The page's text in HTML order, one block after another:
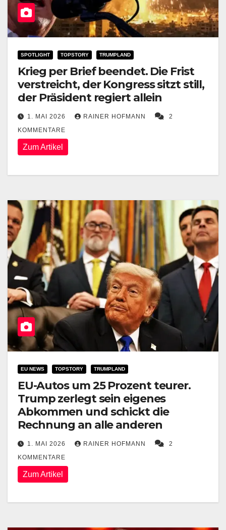
SPOTLIGHT TOPSTORY TRUMPLAND
Krieg per Brief beendet. Die Frist
verstreicht, der Kongress sitzt still,
der Präsident regiert allein
1. MAI 2026 RAINER HOFMANN
2
KOMMENTARE
Zum Artikel
EU NEWS TOPSTORY TRUMPLAND
EU-Autos um 25 Prozent teurer.
Trump zerlegt sein eigenes
Abkommen und schickt die
Rechnung an alle anderen
1. MAI 2026 RAINER HOFMANN
2
KOMMENTARE
Zum Artikel